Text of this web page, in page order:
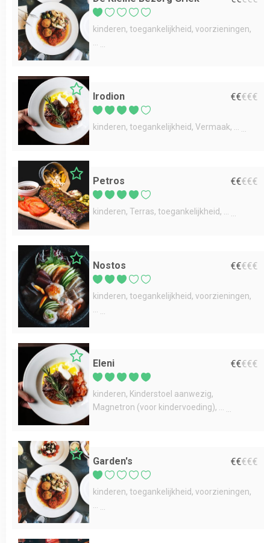
kinderen toegankelijkheid voorzieningen
Irodion €€€€€
kinderen toegankelijkheid Vermaak
Petros €€€€€
kinderen Terras toegankelijkheid
Nostos €€€€€
kinderen toegankelijkheid voorzieningen
Eleni €€€€€
kinderen Kinderstoel aanwezig
Magnetron (voor kindervoeding)
Garden's €€€€€
kinderen toegankelijkheid voorzieningen